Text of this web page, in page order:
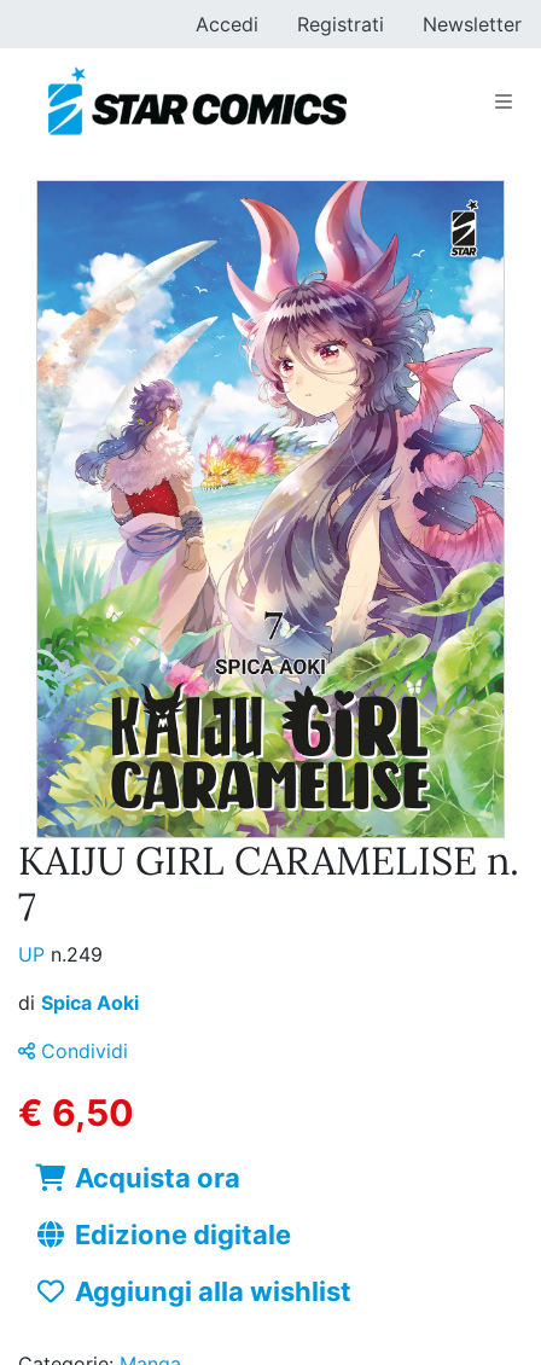
Accedi Registrati Newsletter
KAIJU GIRL CARAMELISE n.
7
UP n.249
di Spica Aoki
Condividi
€ 6,50
Acquista ora
Edizione digitale
Aggiungi alla wishlist